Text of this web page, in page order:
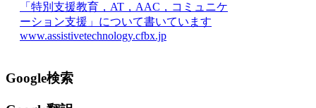
「特別支援教育，AT，AAC，コミュニケ
ーション支援」について書いています
www.assistivetechnology.cfbx.jp
Google検索